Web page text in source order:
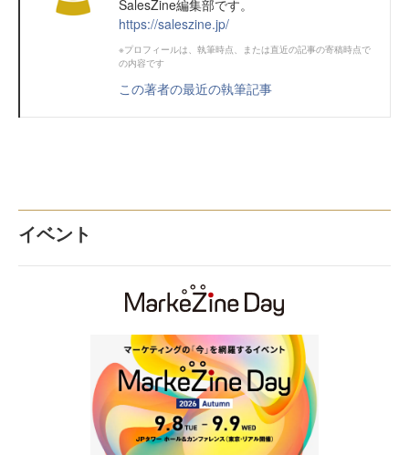
SalesZine編集部です。
https://saleszine.jp/
※プロフィールは、執筆時点、または直近の記事の寄稿時点で
の内容です
この著者の最近の執筆記事
イベント